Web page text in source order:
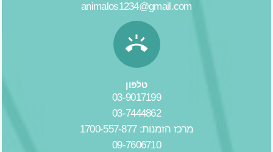
animalos1234@gmail.com
טלפון
03-9017199
03-7444862
מרכז הזמנות: 1700-557-877
09-7606710